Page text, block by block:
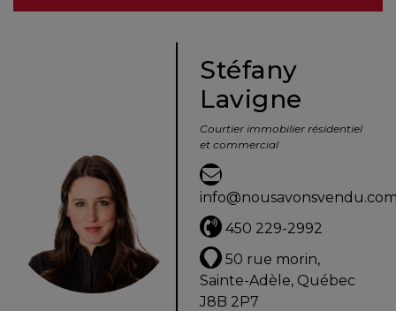
Évaluation
Avec
un
Stéfany
Lavigne
Courtier immobilier résidentiel
et commercial
450 229-2992
50 rue morin,
Sainte-Adèle, Québec
J8B 2P7